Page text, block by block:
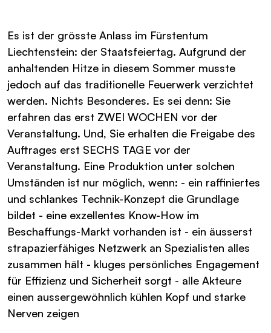
Es ist der grösste Anlass im Fürstentum
Liechtenstein: der Staatsfeiertag. Aufgrund der
anhaltenden Hitze in diesem Sommer musste
jedoch auf das traditionelle Feuerwerk verzichtet
werden. Nichts Besonderes. Es sei denn: Sie
erfahren das erst ZWEI WOCHEN vor der
Veranstaltung. Und, Sie erhalten die Freigabe des
Auftrages erst SECHS TAGE vor der
Veranstaltung. Eine Produktion unter solchen
Umständen ist nur möglich, wenn: - ein raffiniertes
und schlankes Technik-Konzept die Grundlage
bildet - eine exzellentes Know-How im
Beschaffungs-Markt vorhanden ist - ein äusserst
strapazierfähiges Netzwerk an Spezialisten alles
zusammen hält - kluges persönliches Engagement
für Effizienz und Sicherheit sorgt - alle Akteure
einen aussergewöhnlich kühlen Kopf und starke
Nerven zeigen